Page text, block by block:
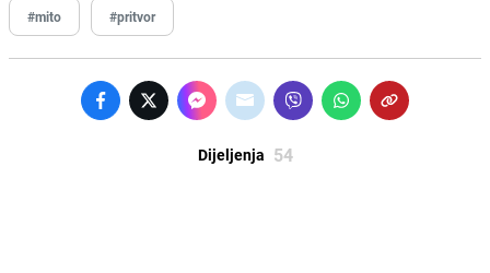
#mito #pritvor
Dijeljenja 54